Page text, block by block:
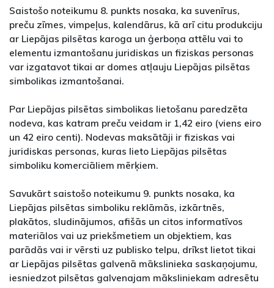
Saistošo noteikumu 8. punkts nosaka, ka suvenīrus,
preču zīmes, vimpeļus, kalendārus, kā arī citu produkciju
ar Liepājas pilsētas karoga un ģerboņa attēlu vai to
elementu izmantošanu juridiskas un fiziskas personas
var izgatavot tikai ar domes atļauju Liepājas pilsētas
simbolikas izmantošanai.
Par Liepājas pilsētas simbolikas lietošanu paredzēta
nodeva, kas katram preču veidam ir 1,42 eiro (viens eiro
un 42 eiro centi). Nodevas maksātāji ir fiziskas vai
juridiskas personas, kuras lieto Liepājas pilsētas
simboliku komerciāliem mērķiem.
Savukārt saistošo noteikumu 9. punkts nosaka, ka
Liepājas pilsētas simboliku reklāmās, izkārtnēs,
plakātos, sludinājumos, afišās un citos informatīvos
materiālos vai uz priekšmetiem un objektiem, kas
parādās vai ir vērsti uz publisko telpu, drīkst lietot tikai
ar Liepājas pilsētas galvenā mākslinieka saskaņojumu,
iesniedzot pilsētas galvenajam māksliniekam adresētu